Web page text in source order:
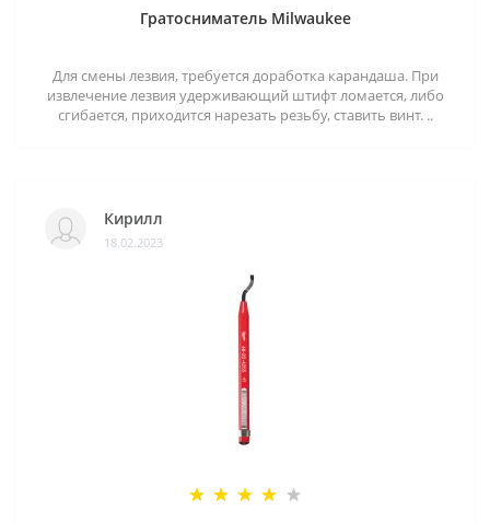
Гратосниматель Milwaukee
Для смены лезвия, требуется доработка карандаша. При
извлечение лезвия удерживающий штифт ломается, либо
сгибается, приходится нарезать резьбу, ставить винт. ..
Кирилл
18.02.2023